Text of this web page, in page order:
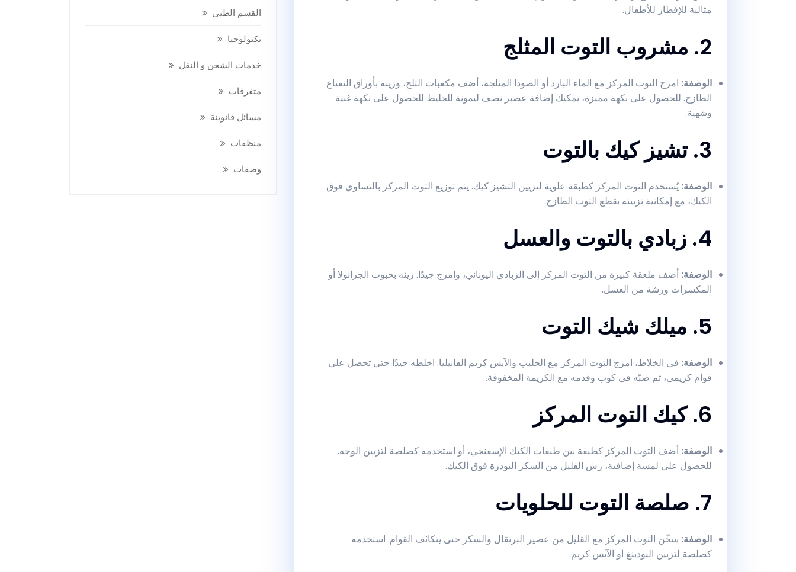
مثالية للإفطار للأطفال.
2. مشروب التوت المثلج
الوصفة: امزج التوت المركز مع الماء البارد أو الصودا المثلجة، أضف مكعبات الثلج، وزينه بأوراق النعناع
الطازج. للحصول على نكهة مميزة، يمكنك إضافة عصير نصف ليمونة للخليط للحصول على نكهة غنية
وشهية.
3. تشيز كيك بالتوت
الوصفة:يُستخدم التوت المركز كطبقة علوية لتزيين التشيز كيك. يتم توزيع التوت المركز بالتساوي فوق
الكيك، مع إمكانية تزيينه بقطع التوت الطازج.
4. زبادي بالتوت والعسل
الوصفة: أضف ملعقة كبيرة من التوت المركز إلى الزبادي اليوناني، وامزج جيدًا. زينه بحبوب الجرانولا أو
المكسرات ورشة من العسل.
5. ميلك شيك التوت
الوصفة: في الخلاط، امزج التوت المركز مع الحليب والآيس كريم الفانيليا. اخلطه جيدًا حتى تحصل على
قوام كريمي، ثم صبّه في كوب وقدمه مع الكريمة المخفوقة.
6. كيك التوت المركز
الوصفة: أضف التوت المركز كطبقة بين طبقات الكيك الإسفنجي، أو استخدمه كصلصة لتزيين الوجه.
للحصول على لمسة إضافية، رش القليل من السكر البودرة فوق الكيك.
7. صلصة التوت للحلويات
الوصفة: سخّن التوت المركز مع القليل من عصير البرتقال والسكر حتى يتكاثف القوام. استخدمه
كصلصة لتزيين البودينغ أو الآيس كريم.
القسم الطبى
تكنولوجيا
خدمات الشحن و النقل
متفرقات
مسائل قانوينة
منظفات
وصفات